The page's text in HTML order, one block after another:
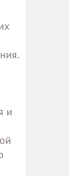
и